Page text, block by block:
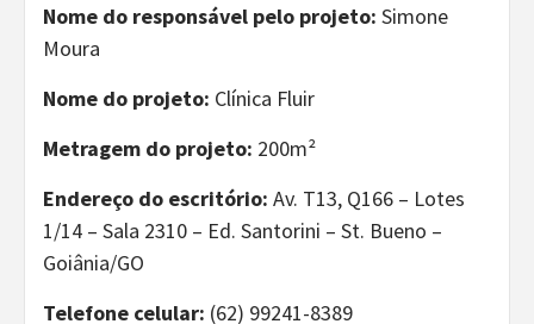
Nome do responsável pelo projeto: Simone
Moura
Nome do projeto: Clínica Fluir
Metragem do projeto: 200m²
Endereço do escritório: Av. T13, Q166 – Lotes
1/14 – Sala 2310 – Ed. Santorini – St. Bueno –
Goiânia/GO
Telefone celular: (62) 99241-8389